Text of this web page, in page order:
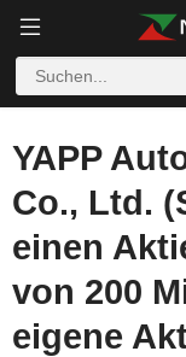
YAPP
Co., Ltd.
einen
von 200
eigene